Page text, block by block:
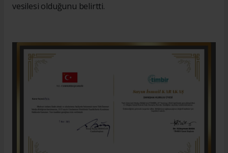
vesilesi olduğunu belirtti.